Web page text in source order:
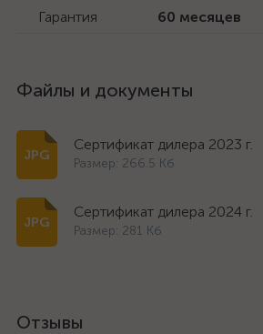
Гарантия 60 месяцев
Файлы и документы
Сертификат дилера 2023 г.
Размер: 266.5 Кб
Сертификат дилера 2024 г.
Размер: 281 Кб
Отзывы